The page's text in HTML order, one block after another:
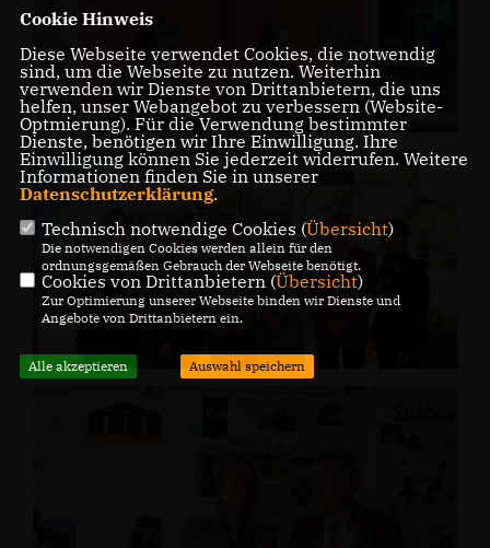
Cookie Hinweis
Diese Webseite verwendet Cookies, die notwendig
sind, um die Webseite zu nutzen. Weiterhin
verwenden wir Dienste von Drittanbietern, die uns
helfen, unser Webangebot zu verbessern (Website-
Optmierung). Für die Verwendung bestimmter
Dienste, benötigen wir Ihre Einwilligung. Ihre
Einwilligung können Sie jederzeit widerrufen. Weitere
Informationen finden Sie in unserer
Datenschutzerklärung.
Technisch notwendige Cookies (Übersicht)
Die notwendigen Cookies werden allein für den
ordnungsgemäßen Gebrauch der Webseite benötigt.
Cookies von Drittanbietern (Übersicht)
Zur Optimierung unserer Webseite binden wir Dienste und
Angebote von Drittanbietern ein.
Alle akzeptieren Auswahl speichern